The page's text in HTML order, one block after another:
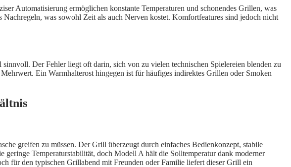
Automatisierung ermöglichen konstante Temperaturen und schonendes Grillen, was
was sowohl Zeit als auch Nerven kostet. Komfortfeatures sind jedoch nicht
Der Fehler liegt oft darin, sich von zu vielen technischen Spielereien blenden zu
Ein Warmhalterost hingegen ist für häufiges indirektes Grillen oder Smoken
greifen zu müssen. Der Grill überzeugt durch einfaches Bedienkonzept, stabile
Temperaturstabilität, doch Modell A hält die Solltemperatur dank moderner
für den typischen Grillabend mit Freunden oder Familie liefert dieser Grill ein